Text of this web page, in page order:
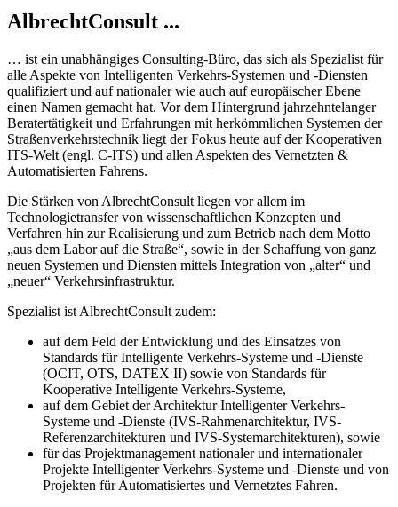
AlbrechtConsult ...
… ist ein unabhängiges Consulting-Büro, das sich als Spezialist für
alle Aspekte von Intelligenten Verkehrs-Systemen und -Diensten
qualifiziert und auf nationaler wie auch auf europäischer Ebene
einen Namen gemacht hat. Vor dem Hintergrund jahrzehntelanger
Beratertätigkeit und Erfahrungen mit herkömmlichen Systemen der
Straßenverkehrstechnik liegt der Fokus heute auf der Kooperativen
ITS-Welt (engl. C-ITS) und allen Aspekten des Vernetzten &
Automatisierten Fahrens.
Die Stärken von AlbrechtConsult liegen vor allem im
Technologietransfer von wissenschaftlichen Konzepten und
Verfahren hin zur Realisierung und zum Betrieb nach dem Motto
„aus dem Labor auf die Straße“, sowie in der Schaffung von ganz
neuen Systemen und Diensten mittels Integration von „alter“ und
„neuer“ Verkehrsinfrastruktur.
Spezialist ist AlbrechtConsult zudem:
auf dem Feld der Entwicklung und des Einsatzes von
Standards für Intelligente Verkehrs-Systeme und -Dienste
(OCIT, OTS, DATEX II) sowie von Standards für
Kooperative Intelligente Verkehrs-Systeme,
auf dem Gebiet der Architektur Intelligenter Verkehrs-
Systeme und -Dienste (IVS-Rahmenarchitektur, IVS-
Referenzarchitekturen und IVS-Systemarchitekturen), sowie
für das Projektmanagement nationaler und internationaler
Projekte Intelligenter Verkehrs-Systeme und -Dienste und von
Projekten für Automatisiertes und Vernetztes Fahren.